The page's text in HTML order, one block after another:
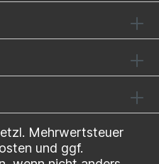
Mehrwertsteuer
und ggf.